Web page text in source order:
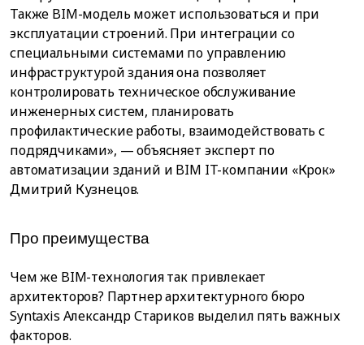
Также BIM-модель может использоваться и при
эксплуатации строений. При интеграции со
специальными системами по управлению
инфраструктурой здания она позволяет
контролировать техническое обслуживание
инженерных систем, планировать
профилактические работы, взаимодействовать с
подрядчиками», — объясняет эксперт по
автоматизации зданий и BIM IT-компании «Крок»
Дмитрий Кузнецов.
Про преимущества
Чем же BIM-технология так привлекает
архитекторов? Партнер архитектурного бюро
Syntaxis Александр Стариков выделил пять важных
факторов.